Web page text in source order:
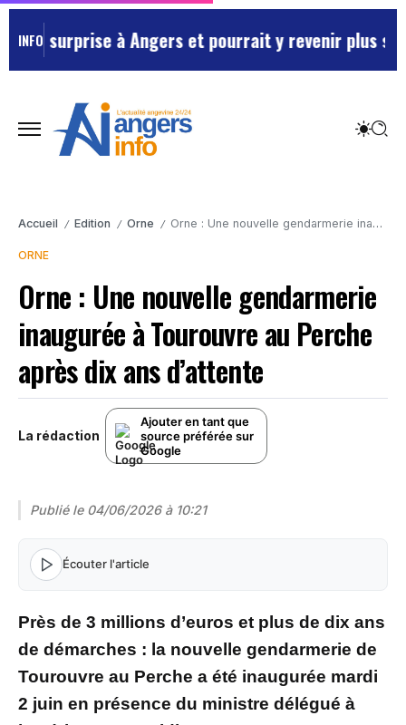
INFO
surprise à Angers et pourrait y revenir plus
Accueil / Edition / Orne / Orne : Une nouvelle gendarmerie inaugurée à Tourouvre au Perche après dix ans d’attente
ORNE
Orne : Une nouvelle gendarmerie
inaugurée à Tourouvre au Perche
après dix ans d’attente
La rédaction
Ajouter en tant que
source préférée sur
Google
Publié le 04/06/2026 à 10:21
Écouter l'article
Près de 3 millions d’euros et plus de dix ans
de démarches : la nouvelle gendarmerie de
Tourouvre au Perche a été inaugurée mardi
2 juin en présence du ministre délégué à